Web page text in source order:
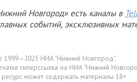
Новгород» есть каналы в
событий, эксклюзивных
1999—2025 НИА "Нижний Новгород".
гиперссылка на НИА "Нижний
может содержать материалы 18+